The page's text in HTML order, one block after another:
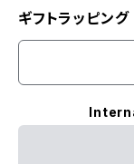
ギフトラッピング